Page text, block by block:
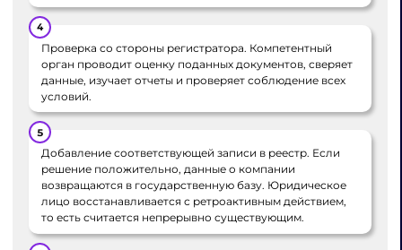
Проверка со стороны регистратора. Компетентный
орган проводит оценку поданных документов, сверяет
данные, изучает отчеты и проверяет соблюдение всех
условий.
Добавление соответствующей записи в реестр. Если
решение положительно, данные о компании
возвращаются в государственную базу. Юридическое
лицо восстанавливается с ретроактивным действием,
то есть считается непрерывно существующим.